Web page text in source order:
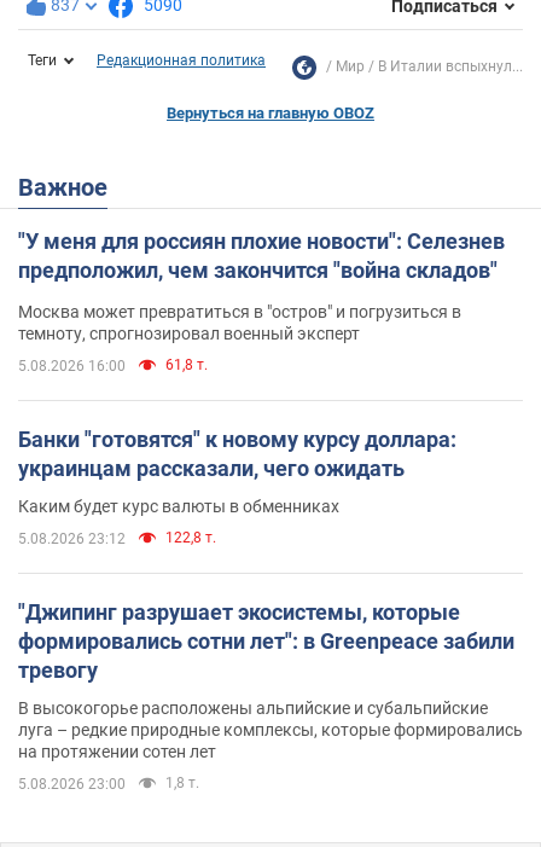
837 5090 Подписаться
Теги Редакционная политика Мир В Италии вспыхнул...
Вернуться на главную OBOZ
Важное
"У меня для россиян плохие новости": Селезнев
предположил, чем закончится "война складов"
Москва может превратиться в "остров" и погрузиться в
темноту, спрогнозировал военный эксперт
5.08.2026 16:00 61,8 т.
Банки "готовятся" к новому курсу доллара:
украинцам рассказали, чего ожидать
Каким будет курс валюты в обменниках
5.08.2026 23:12 122,8 т.
"Джипинг разрушает экосистемы, которые
формировались сотни лет": в Greenpeace забили
тревогу
В высокогорье расположены альпийские и субальпийские
луга – редкие природные комплексы, которые формировались
на протяжении сотен лет
5.08.2026 23:00 1,8 т.